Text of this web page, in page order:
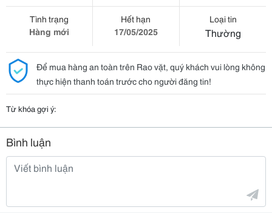
Tình trạng
Hàng mới
Hết hạn
17/05/2025
Loại tin
Thường
Để mua hàng an toàn trên Rao vặt, quý khách vui lòng không
thực hiện thanh toán trước cho người đăng tin!
Từ khóa gợi ý:
Bình luận